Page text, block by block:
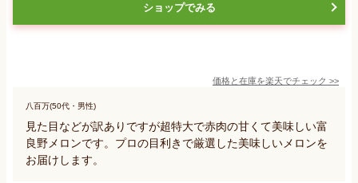
ショップでみる
価格と在庫を楽天でチェック >>
八百万(50代・男性)
見た目などが訳ありですが超特大で赤肉の甘くて美味しい富
良野メロンです。プロの目利きで厳選した美味しいメロンを
お届けします。